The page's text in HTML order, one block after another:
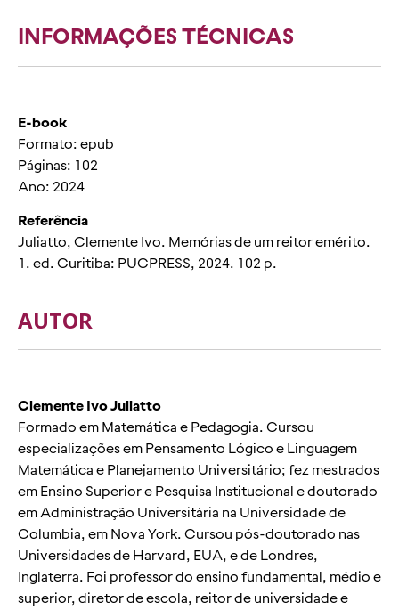
INFORMAÇÕES TÉCNICAS
E-book
Formato: epub
Páginas: 102
Ano: 2024
Referência
Juliatto, Clemente Ivo. Memórias de um reitor emérito.
1. ed. Curitiba: PUCPRESS, 2024. 102 p.
AUTOR
Clemente Ivo Juliatto
Formado em Matemática e Pedagogia. Cursou
especializações em Pensamento Lógico e Linguagem
Matemática e Planejamento Universitário; fez mestrados
em Ensino Superior e Pesquisa Institucional e doutorado
em Administração Universitária na Universidade de
Columbia, em Nova York. Cursou pós-doutorado nas
Universidades de Harvard, EUA, e de Londres,
Inglaterra. Foi professor do ensino fundamental, médio e
superior, diretor de escola, reitor de universidade e